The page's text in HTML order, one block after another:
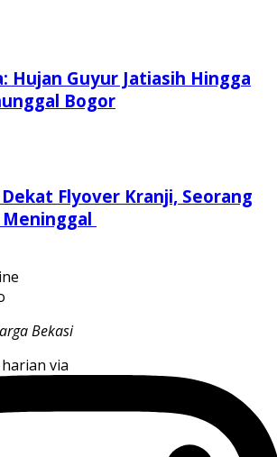
Hujan Guyur Jatiasih Hingga
Bogor
Flyover Kranji, Seorang
Bekasi
via